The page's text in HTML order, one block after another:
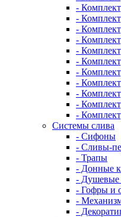
-
-
-
-
-
-
-
-
-
-
-
Системы слива
- Сифоны
- Сливы-
- Трапы
- Донные
- Душевые
- Гофры и
-
-